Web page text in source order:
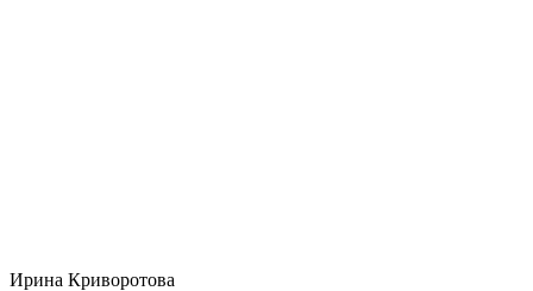
Ирина Криворотова